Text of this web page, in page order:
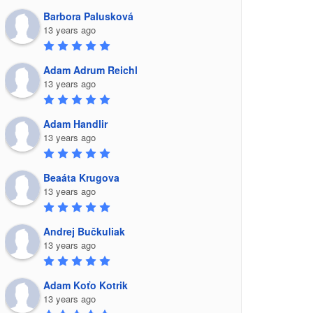
Barbora Palusková
13 years ago
Adam Adrum Reichl
13 years ago
Adam Handlir
13 years ago
Beaáta Krugova
13 years ago
Andrej Bučkuliak
13 years ago
Adam Koťo Kotrik
13 years ago